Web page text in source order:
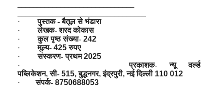
·
पुस्तक - बैतूल से भंडारा
·
लेखक- शरद कोकास
·
कुल पृष्ठ संख्या- 242
·
मूल्य- 425रुपए
·
संस्करण- प्रथम2025
·
प्रकाशक- न्यू वर्ल्ड
पब्लिकेशन,सी- 515,बुद्धनगर,इंद्रपुरी,नई दिल्ली 110 012
·
संपर्क- 8750688053